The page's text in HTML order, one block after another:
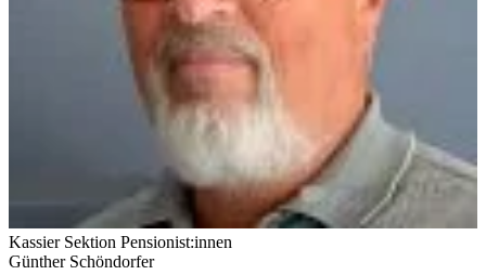
Kassier Sektion Pensionist:innen
Günther Schöndorfer